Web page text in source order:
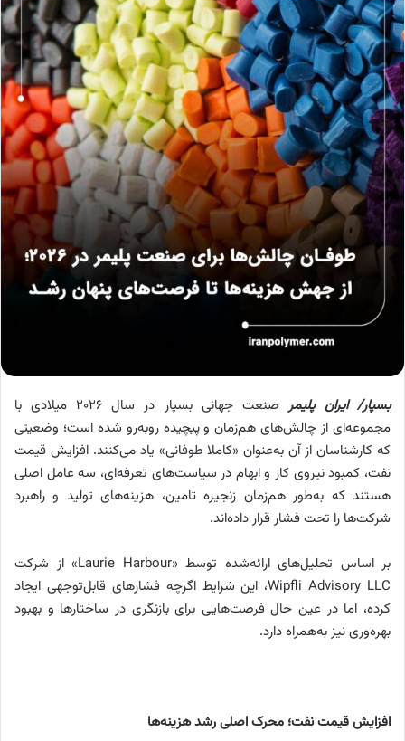
بسپار/ ایران پلیمر
صنعت جهانی بسپار در سال 2026 میلادی با
مجموعه‌ای از چالش‌های هم‌زمان و پیچیده روبه‌رو شده است؛ وضعیتی
که کارشناسان از آن به‌عنوان «کاملا طوفانی» یاد می‌کنند. افزایش قیمت
نفت، کمبود نیروی کار و ابهام در سیاست‌های تعرفه‌ای، سه عامل اصلی
هستند که به‌طور هم‌زمان زنجیره تامین، هزینه‌های تولید و راهبرد
شرکت‌ها را تحت فشار قرار داده‌اند.
بر اساس تحلیل‌های ارائه‌شده توسط «Laurie Harbour» از شرکت
Wipfli Advisory LLC، این شرایط اگرچه فشارهای قابل‌توجهی ایجاد
کرده، اما در عین حال فرصت‌هایی برای بازنگری در ساختارها و بهبود
بهره‌وری نیز به‌همراه دارد.
افزایش قیمت نفت؛ محرک اصلی رشد هزینه‌ها